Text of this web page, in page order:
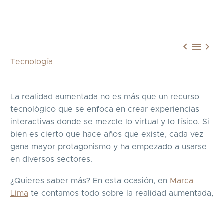
  
Tecnología
La realidad aumentada no es más que un recurso
tecnológico que se enfoca en crear experiencias
interactivas donde se mezcle lo virtual y lo físico. Si
bien es cierto que hace años que existe, cada vez
gana mayor protagonismo y ha empezado a usarse
en diversos sectores.
¿Quieres saber más? En esta ocasión, en Marca
Lima te contamos todo sobre la realidad aumentada,